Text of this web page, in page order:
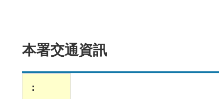
本署交通資訊